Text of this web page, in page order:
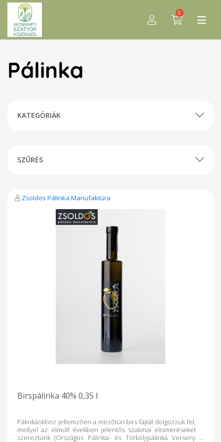
0
Pálinka
KATEGÓRIÁK
SZŰRÉS
Zsoldos Pálinka Manufaktúra
Birspálinka 40% 0,35 l
Pálinkánkhoz jellemzően a mezőtúri birs fajtát dolgozzuk fel,
mellyel az elmúlt években jelentős szakmai elismeréseket
szereztünk (Országos Pálinka- és Törkölypálinka Verseny